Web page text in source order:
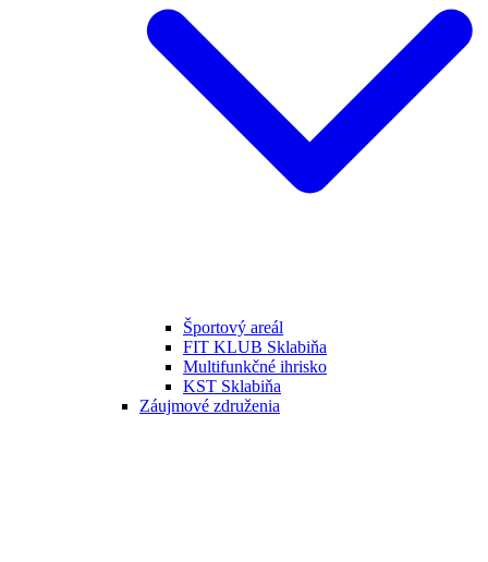
Športový areál
FIT KLUB Sklabiňa
Multifunkčné ihrisko
KST Sklabiňa
Záujmové združenia